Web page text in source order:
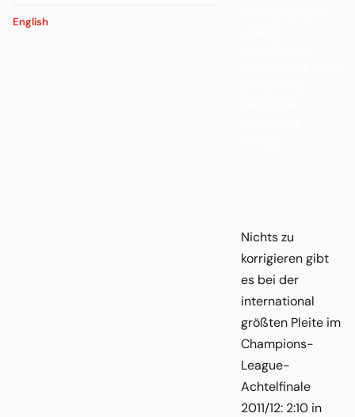
English
Nichts zu
korrigieren gibt
es bei der
international
größten Pleite im
Champions-
League-
Achtelfinale
2011/12: 2:10 in